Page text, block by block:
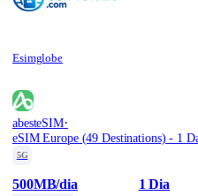
Esimglobe
abesteSIM·
eSIM Europe (49 Destinations) - 1
5G
500MB/dia 1 Dia